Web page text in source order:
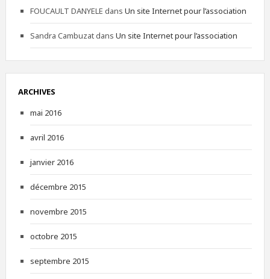
FOUCAULT DANYELE dans Un site Internet pour l’association
Sandra Cambuzatdans Un site Internet pour l’association
ARCHIVES
mai 2016
avril 2016
janvier 2016
décembre 2015
novembre 2015
octobre 2015
septembre 2015